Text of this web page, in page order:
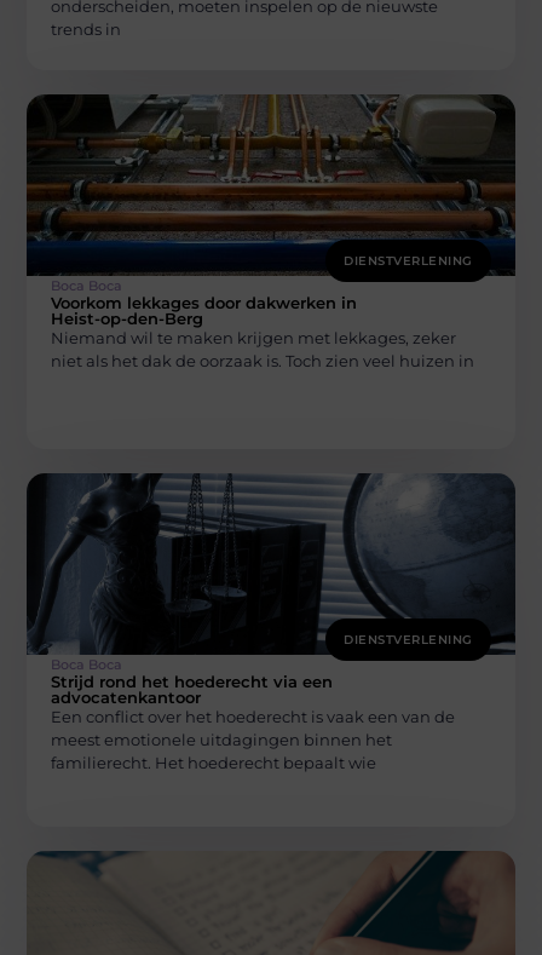
onderscheiden, moeten inspelen op de nieuwste
trends in
DIENSTVERLENING
Boca Boca
Voorkom lekkages door dakwerken in
Heist-op-den-Berg
Niemand wil te maken krijgen met lekkages, zeker
niet als het dak de oorzaak is. Toch zien veel huizen in
DIENSTVERLENING
Boca Boca
Strijd rond het hoederecht via een
advocatenkantoor
Een conflict over het hoederecht is vaak een van de
meest emotionele uitdagingen binnen het
familierecht. Het hoederecht bepaalt wie